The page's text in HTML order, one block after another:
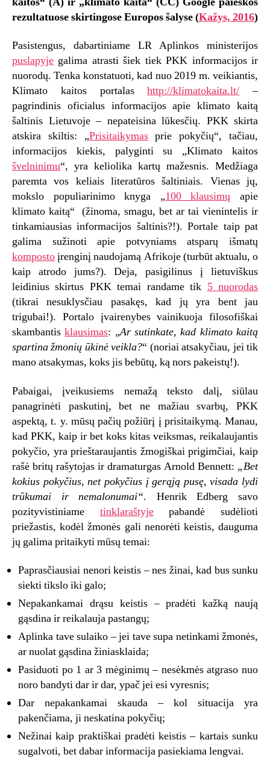
rezultatuose skirtingose Europos šalyse (Kažys, 2016)
Pasistengus, dabartiniame LR Aplinkos ministerijos
puslapyje galima atrasti šiek tiek PKK informacijos ir
nuorodų. Tenka konstatuoti, kad nuo 2019 m. veikiantis,
Klimato kaitos portalashttp://klimatokaita.lt/ –
pagrindinis oficialus informacijos apie klimato kaitą
šaltinis Lietuvoje – nepateisina lūkesčių. PKK skirta
atskira skiltis: „Prisitaikymasprie pokyčių“, tačiau,
informacijos kiekis, palyginti su „Klimato kaitos
švelninimu“, yra keliolika kartų mažesnis. Medžiaga
paremta vos keliais literatūros šaltiniais. Vienas jų,
mokslo populiarinimo knyga „100 klausimų apie
klimato kaitą“ (žinoma, smagu, bet ar tai vienintelis ir
tinkamiausias informacijos šaltinis?!). Portale taip pat
galima sužinoti apie potvyniams atsparų išmatų
kompostoįrenginį naudojamą Afrikoje (turbūt aktualu, o
kaip atrodo jums?). Deja, pasigilinus į lietuviškus
leidinius skirtus PKK temai randame tik 5 nuorodas
(tikrai nesuklysčiau pasakęs, kad jų yra bent jau
trigubai!). Portalo įvairenybes vainikuoja filosofiškai
skambantisklausimas: „Ar sutinkate, kad klimato kaitą
spartina žmonių ūkinė veikla?“ (noriai atsakyčiau, jei tik
mano atsakymas, koks jis bebūtų, ką nors pakeistų!).
Pabaigai, įveikusiems nemažą teksto dalį, siūlau
panagrinėti paskutinį, bet ne mažiau svarbų, PKK
aspektą, t. y. mūsų pačių požiūrį į prisitaikymą. Manau,
kad PKK, kaip ir bet koks kitas veiksmas, reikalaujantis
pokyčio, yra prieštaraujantis žmogiškai prigimčiai, kaip
rašė britų rašytojas ir dramaturgas Arnold Bennett: „Bet
kokius pokyčius, net pokyčius į gerąją pusę, visada lydi
trūkumai ir nemalonumai“. Henrik Edberg savo
pozityvistiniame tinklaraštyjepabandė sudėlioti
priežastis, kodėl žmonės gali nenorėti keistis, dauguma
jų galima pritaikyti mūsų temai:
Paprasčiausiai nenori keistis – nes žinai, kad bus sunku
siekti tikslo iki galo;
Nepakankamai drąsu keistis – pradėti kažką naują
gąsdina ir reikalauja pastangų;
Aplinka tave sulaiko – jei tave supa netinkami žmonės,
ar nuolat gąsdina žiniasklaida;
Pasiduoti po 1 ar 3 mėginimų – nesėkmės atgraso nuo
noro bandyti dar ir dar, ypač jei esi vyresnis;
Dar nepakankamai skauda – kol situacija yra
pakenčiama, ji neskatina pokyčių;
Nežinai kaip praktiškai pradėti keistis – kartais sunku
sugalvoti, bet dabar informacija pasiekiama lengvai.